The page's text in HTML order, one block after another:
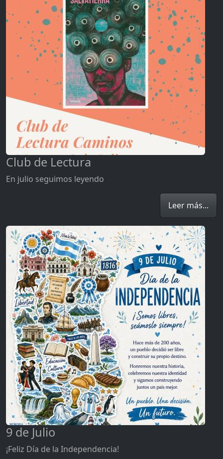
Club de Lectura
En julio seguimos leyendo
Leer más...
9 de Julio
¡Feliz Día de la Independencia!